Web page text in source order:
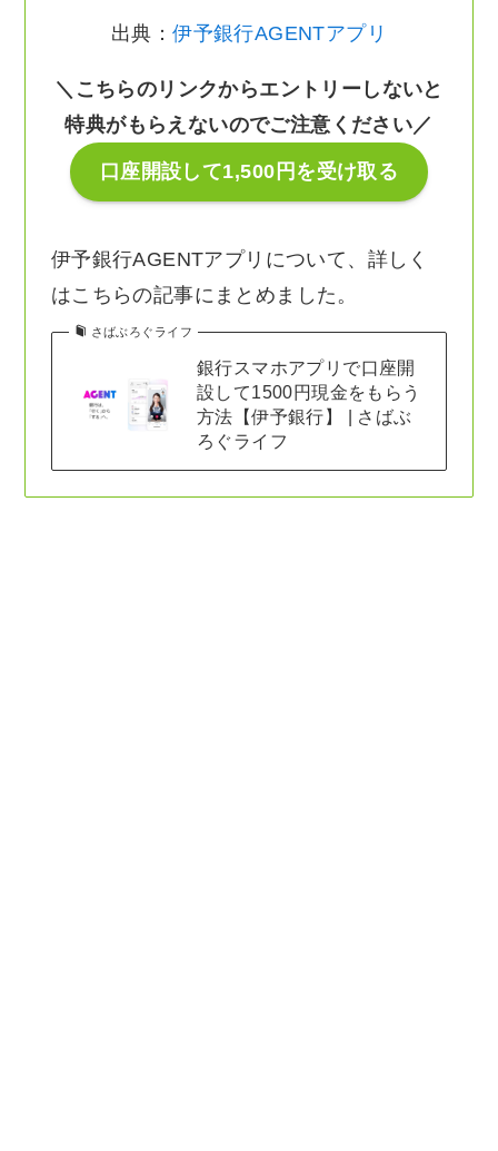
出典：伊予銀行AGENTアプリ
＼こちらのリンクからエントリーしないと
特典がもらえないのでご注意ください／
口座開設して1,500円を受け取る
伊予銀行AGENTアプリについて、詳しく
はこちらの記事にまとめました。
さばぶろぐライフ
銀行スマホアプリで口座開
設して1500円現金をもらう
方法【伊予銀行】 | さばぶ
ろぐライフ